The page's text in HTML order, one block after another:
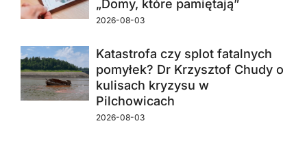
„Domy, które pamiętają”
2026-08-03
Katastrofa czy splot fatalnych
pomyłek? Dr Krzysztof Chudy o
kulisach kryzysu w
Pilchowicach
2026-08-03